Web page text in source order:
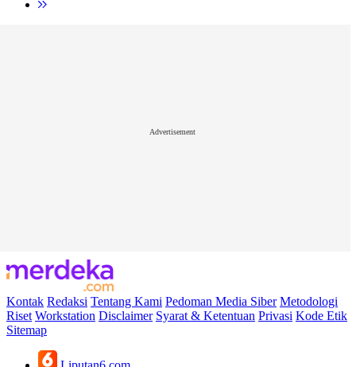
Advertisement
Kontak Redaksi Tentang Kami Pedoman Media Siber Metodologi
Riset Workstation Disclaimer Syarat & Ketentuan Privasi Kode Etik
Sitemap